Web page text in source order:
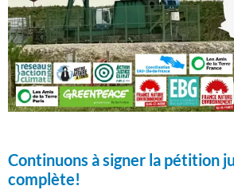
Continuons à signer la pétition
complète!